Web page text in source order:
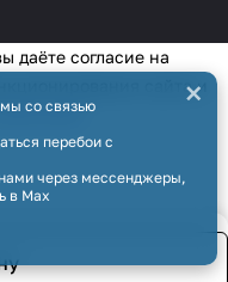
со связью
перебои с
через мессенджеры,
в Max
×
даёте согласие на
сайта и